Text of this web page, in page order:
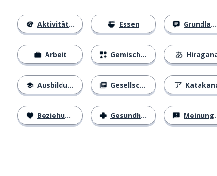
Aktivitäten
Arbeit
Ausbildung
Beziehungen
Essen
Gemischtes
Gesellschaft
Gesundheit
Grundlagen
Meinungen